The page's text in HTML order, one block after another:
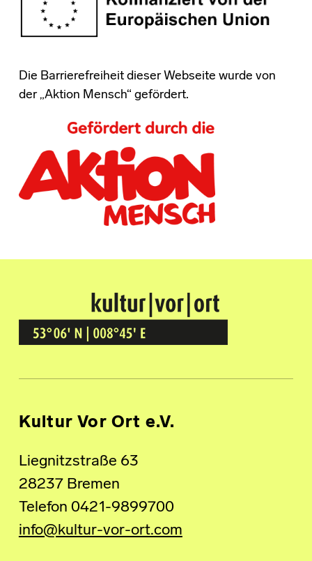
Die Barrierefreiheit dieser Webseite wurde von
der „Aktion Mensch“ gefördert.
Kultur Vor Ort
BREMEN GRÖPELINGEN
Kultur Vor Ort e.V.
Liegnitzstraße 63
28237 Bremen
Telefon 0421-9899700
info@kultur-vor-ort.com